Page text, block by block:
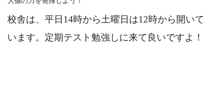
校舎は、平日14時から土曜日は12時から開いて
います。定期テスト勉強しに来て良いですよ！